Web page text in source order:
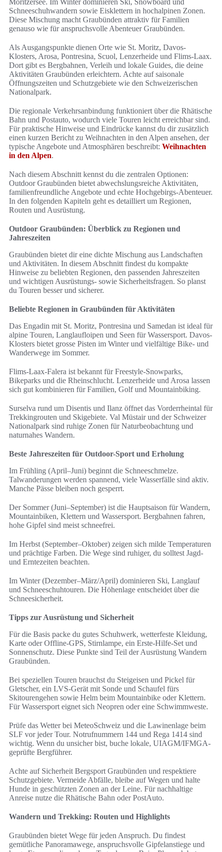
Moritzersee. Im Winter dominieren Ski, Snowboard und
Schneeschuhwandern sowie Eisklettern in hochalpinen Zonen.
Diese Mischung macht Graubünden attraktiv für Familien
genauso wie für anspruchsvolle Abenteuer Graubünden.
Als Ausgangspunkte dienen Orte wie St. Moritz, Davos-
Klosters, Arosa, Pontresina, Scuol, Lenzerheide und Flims-Laax.
Dort gibt es Bergbahnen, Verleih und lokale Guides, die deine
Aktivitäten Graubünden erleichtern. Achte auf saisonale
Öffnungszeiten und Schutzgebiete wie den Schweizerischen
Nationalpark.
Die regionale Verkehrsanbindung funktioniert über die Rhätische
Bahn und Postauto, wodurch viele Touren leicht erreichbar sind.
Für praktische Hinweise und Eindrücke kannst du dir zusätzlich
einen kurzen Bericht zu Weihnachten in den Alpen ansehen, der
typische Angebote und Atmosphären beschreibt: Weihnachten
in den Alpen.
Nach diesem Abschnitt kennst du die zentralen Optionen:
Outdoor Graubünden bietet abwechslungsreiche Aktivitäten,
familienfreundliche Angebote und echte Hochgebirgs-Abenteuer.
In den folgenden Kapiteln geht es detailliert um Regionen,
Routen und Ausrüstung.
Outdoor Graubünden: Überblick zu Regionen und
Jahreszeiten
Graubünden bietet dir eine dichte Mischung aus Landschaften
und Aktivitäten. In diesem Abschnitt findest du kompakte
Hinweise zu beliebten Regionen, den passenden Jahreszeiten
und wichtigen Ausrüstungs- sowie Sicherheitsfragen. So planst
du Touren besser und sicherer.
Beliebte Regionen in Graubünden für Aktivitäten
Das Engadin mit St. Moritz, Pontresina und Samedan ist ideal für
alpine Touren, Langlaufloipen und Seen für Wassersport. Davos-
Klosters bietet grosse Pisten im Winter und vielfältige Bike- und
Wanderwege im Sommer.
Flims-Laax-Falera ist bekannt für Freestyle-Snowparks,
Bikeparks und die Rheinschlucht. Lenzerheide und Arosa lassen
sich gut kombinieren für Familien, Golf und Mountainbiking.
Surselva rund um Disentis und Ilanz öffnet das Vorderrheintal für
Trekkingrouten und Skigebiete. Val Müstair und der Schweizer
Nationalpark sind ruhige Zonen für Naturbeobachtung und
naturnahes Wandern.
Beste Jahreszeiten für Outdoor-Sport und Erholung
Im Frühling (April–Juni) beginnt die Schneeschmelze.
Talwanderungen werden spannend, viele Wasserfälle sind aktiv.
Manche Pässe bleiben noch gesperrt.
Der Sommer (Juni–September) ist die Hauptsaison für Wandern,
Mountainbiken, Klettern und Wassersport. Bergbahnen fahren,
hohe Gipfel sind meist schneefrei.
Im Herbst (September–Oktober) zeigen sich milde Temperaturen
und prächtige Farben. Die Wege sind ruhiger, du solltest Jagd-
und Erntezeiten beachten.
Im Winter (Dezember–März/April) dominieren Ski, Langlauf
und Schneeschuhtouren. Die Höhenlage entscheidet über die
Schneesicherheit.
Tipps zur Ausrüstung und Sicherheit
Für die Basis packe du gutes Schuhwerk, wetterfeste Kleidung,
Karte oder Offline-GPS, Stirnlampe, ein Erste-Hilfe-Set und
Sonnenschutz. Diese Punkte sind Teil der Ausrüstung Wandern
Graubünden.
Bei speziellen Touren brauchst du Steigeisen und Pickel für
Gletscher, ein LVS-Gerät mit Sonde und Schaufel fürs
Skitourengehen sowie Helm beim Mountainbike oder Klettern.
Für Wassersport eignet sich Neopren oder eine Schwimmweste.
Prüfe das Wetter bei MeteoSchweiz und die Lawinenlage beim
SLF vor jeder Tour. Notrufnummern 144 und Rega 1414 sind
wichtig. Wenn du unsicher bist, buche lokale, UIAGM/IFMGA-
geprüfte Bergführer.
Achte auf Sicherheit Bergsport Graubünden und respektiere
Schutzgebiete. Vermeide Abfälle, bleibe auf Wegen und halte
Hunde in geschützten Zonen an der Leine. Für nachhaltige
Anreise nutze die Rhätische Bahn oder PostAuto.
Wandern und Trekking: Routen und Highlights
Graubünden bietet Wege für jeden Anspruch. Du findest
gemütliche Panoramawege, anspruchsvolle Gipfelanstiege und